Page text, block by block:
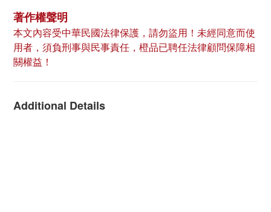
著作權聲明
本文內容受中華民國法律保護，請勿盜用！未經同意而使
用者，須負刑事與民事責任，橙品已聘任法律顧問保障相
關權益！
Additional Details